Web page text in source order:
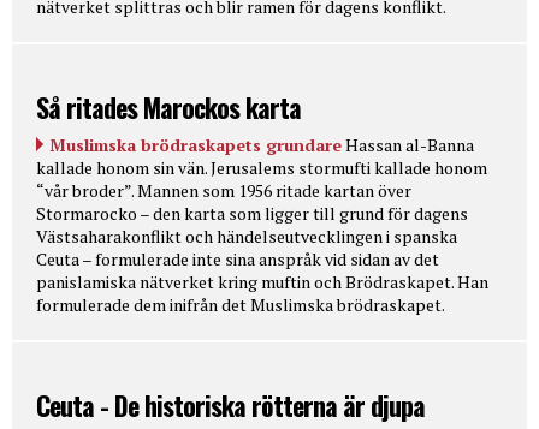
nätverket splittras och blir ramen för dagens konflikt.
Så ritades Marockos karta
Muslimska brödraskapets grundareHassan al-Banna
kallade honom sin vän. Jerusalems stormufti kallade honom
“vår broder”. Mannen som 1956 ritade kartan över
Stormarocko – den karta som ligger till grund för dagens
Västsaharakonflikt och händelseutvecklingen i spanska
Ceuta – formulerade inte sina anspråk vid sidan av det
panislamiska nätverket kring muftin och Brödraskapet. Han
formulerade dem inifrån det Muslimska brödraskapet.
Ceuta - De historiska rötterna är djupa